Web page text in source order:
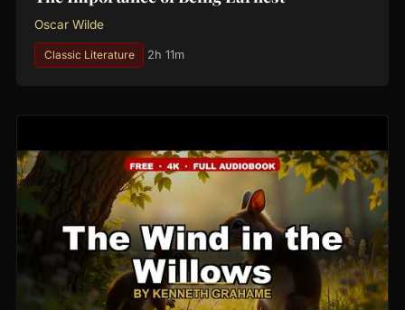
Oscar Wilde
Classic Literature 2h 11m